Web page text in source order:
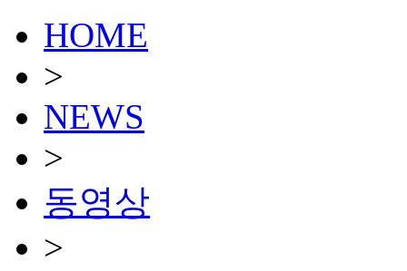
HOME
>
NEWS
>
동영상
>